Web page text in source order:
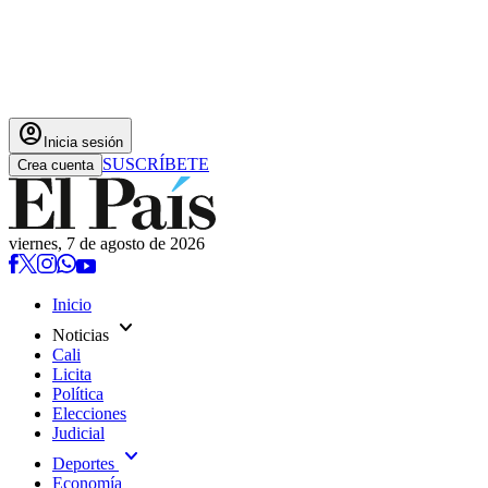
account_circle Inicia sesión
Crea cuenta SUSCRÍBETE
viernes, 7 de agosto de 2026
Inicio
Noticias expand_more
Cali
Licita
Política
Elecciones
Judicial
Deportes expand_more
Economía